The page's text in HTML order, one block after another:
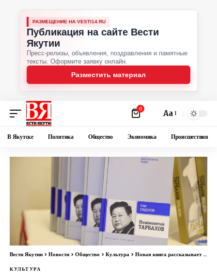
РАЗМЕЩЕНИЕ НА VESTI14.RU
Публикация на сайте Вести
Якутии
Пресс-релизы, объявления, поздравления и памятные
тексты. Оформите заявку онлайн.
Разместить материал
0 Аа
В Якутске Политика Общество Экономика Происшествия
Вести Якутии >Новости >Общество >Культура >Новая книга рассказывает о жизни Иннокентия Тарбахова — маэстро якутской кухни
КУЛЬТУРА